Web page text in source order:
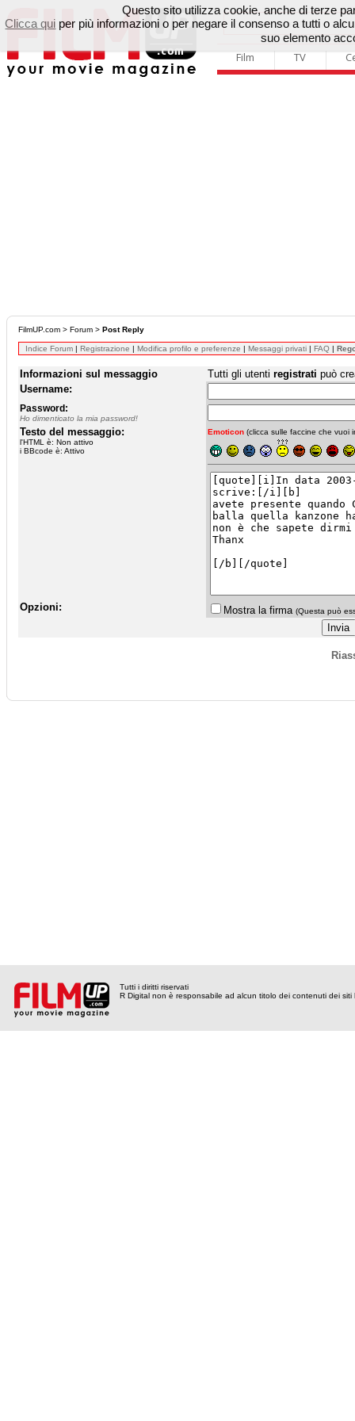
Film TV
FilmUP.com > Forum > Post Reply
Indice Forum | Registrazione | Modifica profilo e preferenze | Messaggi privati | FAQ |
Informazioni sul messaggio Tutti gli utenti registrati può
Username:
Password:
Ho dimenticato la mia password!
Testo del messaggio:
l'HTML è: Non attivo
i BBcode è: Attivo
Emoticon (clicca sulle faccine che vuoi
Opzioni: Mostra la firma (Questa può
Tutti i diritti riservati
R Digital non è responsabile ad alcun titolo dei contenuti dei siti
Questo sito utilizza cookie, anche di terze
Clicca qui per più informazioni o per negare il consenso a tutti o
suo elemento